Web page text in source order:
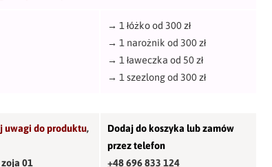
→1 łóżko od 300 zł
→1 narożnik od 300 zł
→1 ławeczka od 50 zł
→1 szezlong od 300 zł
uwagi do produktu,
zoja 01
Dodaj do koszyka lub zamów
przez telefon
+48 696 833 124